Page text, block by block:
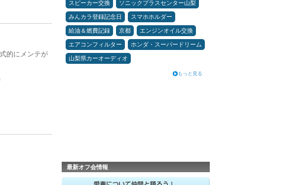
的にメンテが
スピーカー交換
ソニックプラスセンター山梨
みんカラ登録記念日
スマホホルダー
給油＆燃費記録
京都
エンジンオイル交換
エアコンフィルター
ホンダ・スーパードリーム
山梨県カーオーディオ
もっと見る
最新オフ会情報